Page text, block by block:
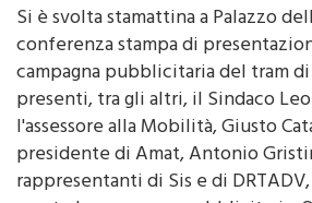
Si è svolta stamattina a Palazzo
conferenza stampa di
campagna pubblicitaria del tram
presenti, tra gli altri, il Sindaco
l'assessore alla Mobilità, Giusto
presidente di Amat, Antonio
rappresentanti di Sis e di